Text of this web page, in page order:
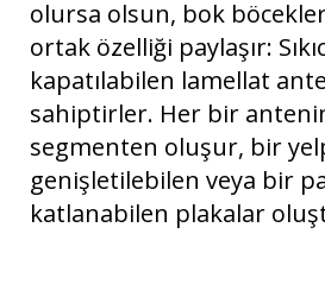
olursa olsun, bok
ortak özelliği paylaşır:
kapatılabilen lamellat
sahiptirler. Her bir
segmenten oluşur, bir
genişletilebilen veya bir
katlanabilen plakalar